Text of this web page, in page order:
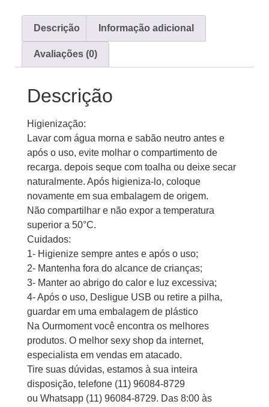
Descrição Informação adicional
Avaliações (0)
Descrição
Higienização:
Lavar com água morna e sabão neutro antes e
após o uso, evite molhar o compartimento de
recarga. depois seque com toalha ou deixe secar
naturalmente. Após higieniza-lo, coloque
novamente em sua embalagem de origem.
Não compartilhar e não expor a temperatura
superior a 50°C.
Cuidados:
1- Higienize sempre antes e após o uso;
2- Mantenha fora do alcance de crianças;
3- Manter ao abrigo do calor e luz excessiva;
4- Após o uso, Desligue USB ou retire a pilha,
guardar em uma embalagem de plástico
Na Ourmoment você encontra os melhores
produtos. O melhor sexy shop da internet,
especialista em vendas em atacado.
Tire suas dúvidas, estamos à sua inteira
disposição, telefone (11) 96084-8729
ou Whatsapp (11) 96084-8729. Das 8:00 às